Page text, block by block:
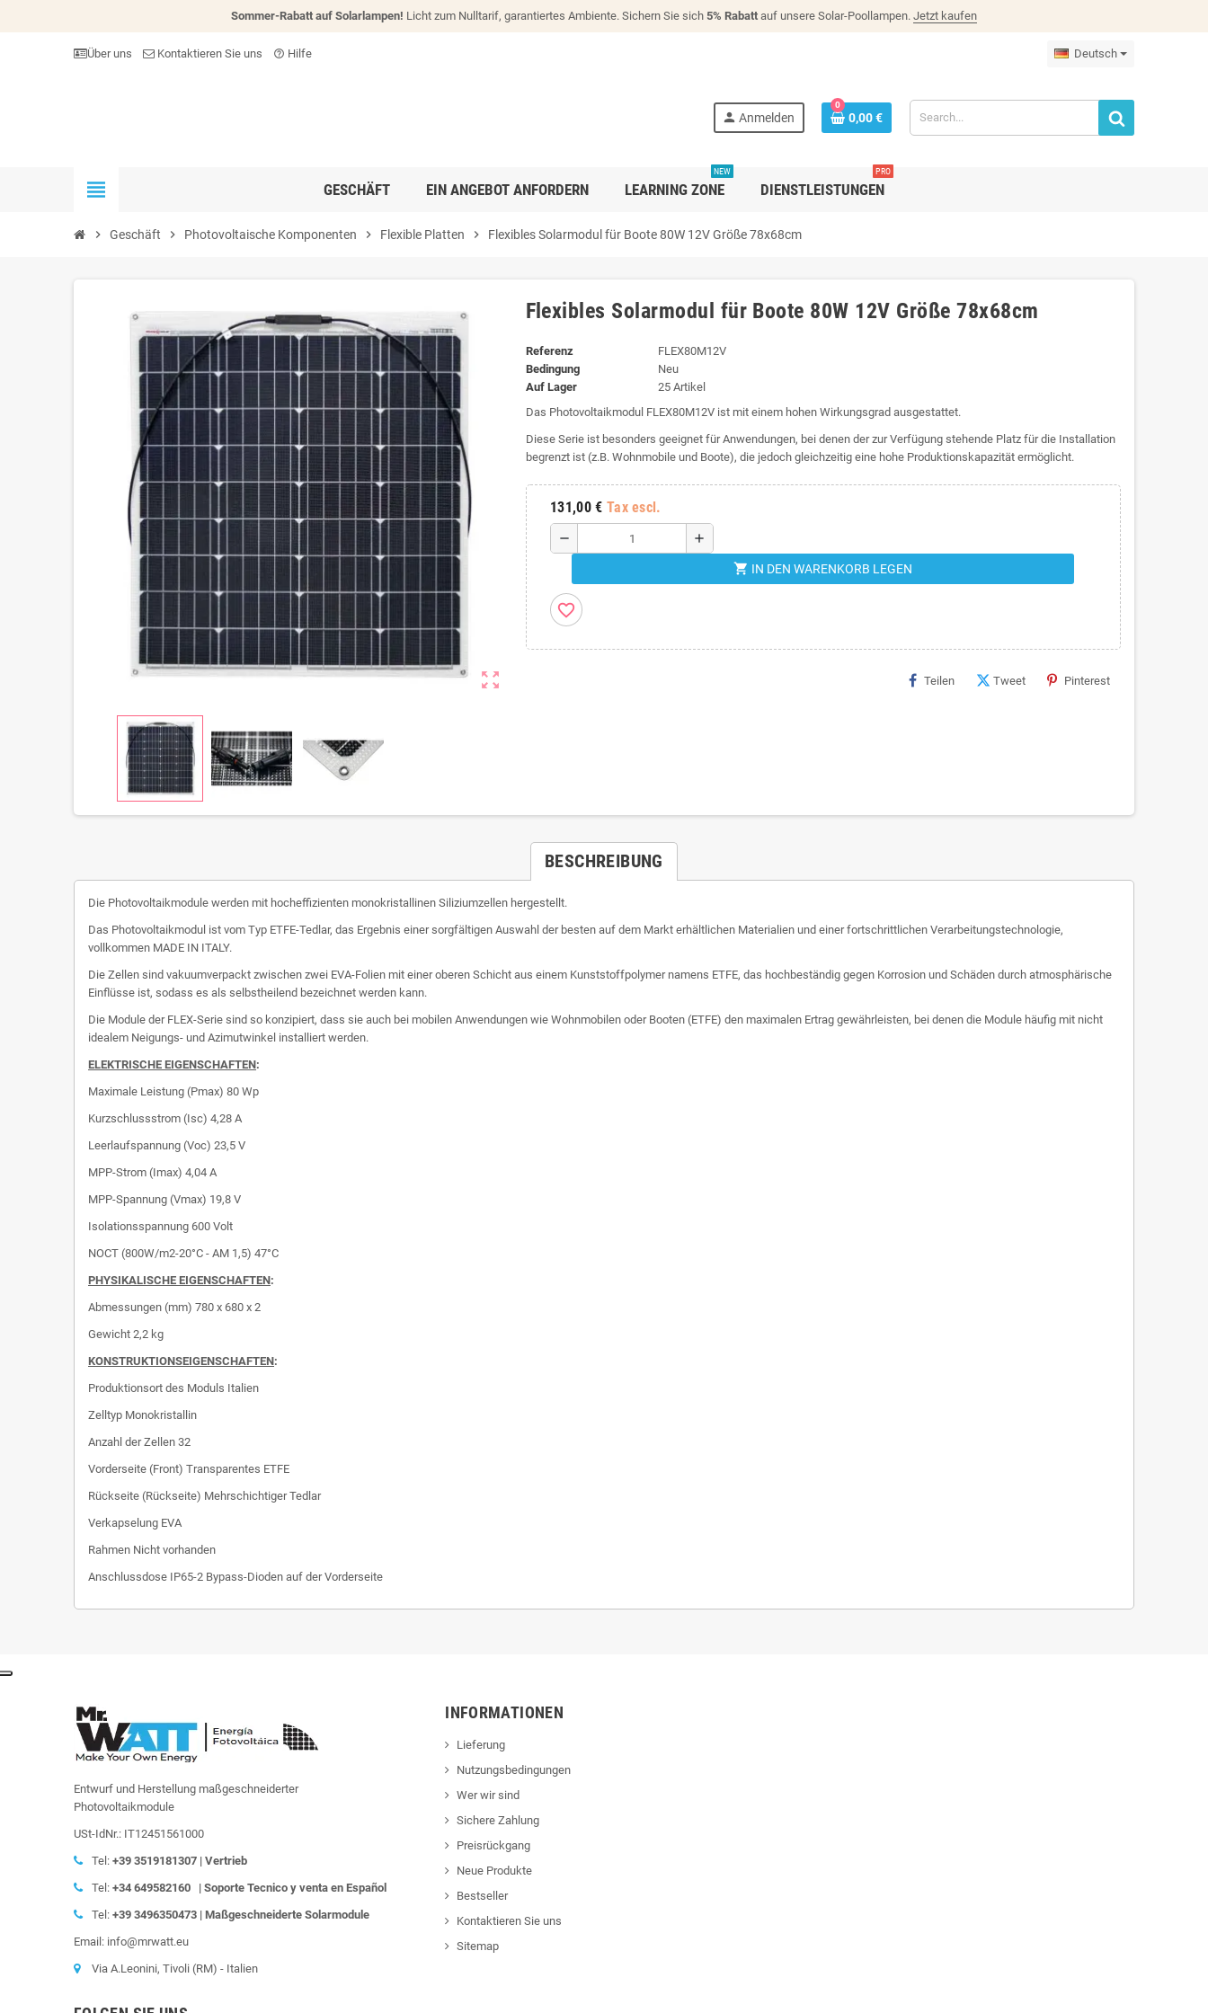
Sommer-Rabatt auf Solarlampen! Licht zum Nulltarif, garantiertes Ambiente. Sichern Sie sich 5% Rabatt auf unsere Solar-Poollampen. Jetzt kaufen
Über uns Kontaktieren Sie uns help_outline Hilfe Deutsch
person Anmelden
0
0,00 €
view_headline GESCHÄFT EIN ANGEBOT ANFORDERN LEARNING ZONE
NEW
DIENSTLEISTUNGEN
PRO
chevron_right Geschäft chevron_right Photovoltaische Komponenten chevron_right Flexible Platten chevron_right Flexibles Solarmodul für Boote 80W 12V Größe 78x68cm
zoom_out_map
Flexibles Solarmodul für Boote 80W 12V Größe 78x68cm
Referenz
FLEX80M12V
Bedingung
Neu
Auf Lager
25 Artikel
Das Photovoltaikmodul FLEX80M12V ist mit einem hohen Wirkungsgrad ausgestattet.
Diese Serie ist besonders geeignet für Anwendungen, bei denen der zur Verfügung stehende Platz für die Installation
begrenzt ist (z.B. Wohnmobile und Boote), die jedoch gleichzeitig eine hohe Produktionskapazität ermöglicht.
131,00 € Tax escl.
remove add
shopping_cart IN DEN WARENKORB LEGEN
favorite_border
Teilen Tweet Pinterest
BESCHREIBUNG
Die Photovoltaikmodule werden mit hocheffizienten monokristallinen Siliziumzellen hergestellt.
Das Photovoltaikmodul ist vom Typ ETFE-Tedlar, das Ergebnis einer sorgfältigen Auswahl der besten auf dem Markt erhältlichen Materialien und einer fortschrittlichen Verarbeitungstechnologie,
vollkommen MADE IN ITALY.
Die Zellen sind vakuumverpackt zwischen zwei EVA-Folien mit einer oberen Schicht aus einem Kunststoffpolymer namens ETFE, das hochbeständig gegen Korrosion und Schäden durch atmosphärische
Einflüsse ist, sodass es als selbstheilend bezeichnet werden kann.
Die Module der FLEX-Serie sind so konzipiert, dass sie auch bei mobilen Anwendungen wie Wohnmobilen oder Booten (ETFE) den maximalen Ertrag gewährleisten, bei denen die Module häufig mit nicht
idealem Neigungs- und Azimutwinkel installiert werden.
ELEKTRISCHE EIGENSCHAFTEN:
Maximale Leistung (Pmax) 80 Wp
Kurzschlussstrom (Isc) 4,28 A
Leerlaufspannung (Voc) 23,5 V
MPP-Strom (Imax) 4,04 A
MPP-Spannung (Vmax) 19,8 V
Isolationsspannung 600 Volt
NOCT (800W/m2-20°C - AM 1,5) 47°C
PHYSIKALISCHE EIGENSCHAFTEN:
Abmessungen (mm) 780 x 680 x 2
Gewicht 2,2 kg
KONSTRUKTIONSEIGENSCHAFTEN:
Produktionsort des Moduls Italien
Zelltyp Monokristallin
Anzahl der Zellen 32
Vorderseite (Front) Transparentes ETFE
Rückseite (Rückseite) Mehrschichtiger Tedlar
Verkapselung EVA
Rahmen Nicht vorhanden
Anschlussdose IP65-2 Bypass-Dioden auf der Vorderseite
Entwurf und Herstellung maßgeschneiderter
Photovoltaikmodule
USt-IdNr.: IT12451561000
Tel: +39 3519181307 | Vertrieb
Tel: +34 649582160 | Soporte Tecnico y venta en Español
Tel: +39 3496350473 | Maßgeschneiderte Solarmodule
Email: info@mrwatt.eu
Via A.Leonini, Tivoli (RM) - Italien
INFORMATIONEN
Lieferung
Nutzungsbedingungen
Wer wir sind
Sichere Zahlung
Preisrückgang
Neue Produkte
Bestseller
Kontaktieren Sie uns
Sitemap